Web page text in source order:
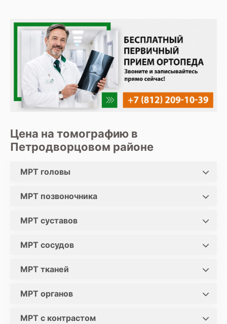
Цена на томографию в
Петродворцовом районе
МРТ головы
МРТ позвоночника
МРТ суставов
МРТ сосудов
МРТ тканей
МРТ органов
МРТ с контрастом